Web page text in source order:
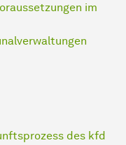
im
des kfd